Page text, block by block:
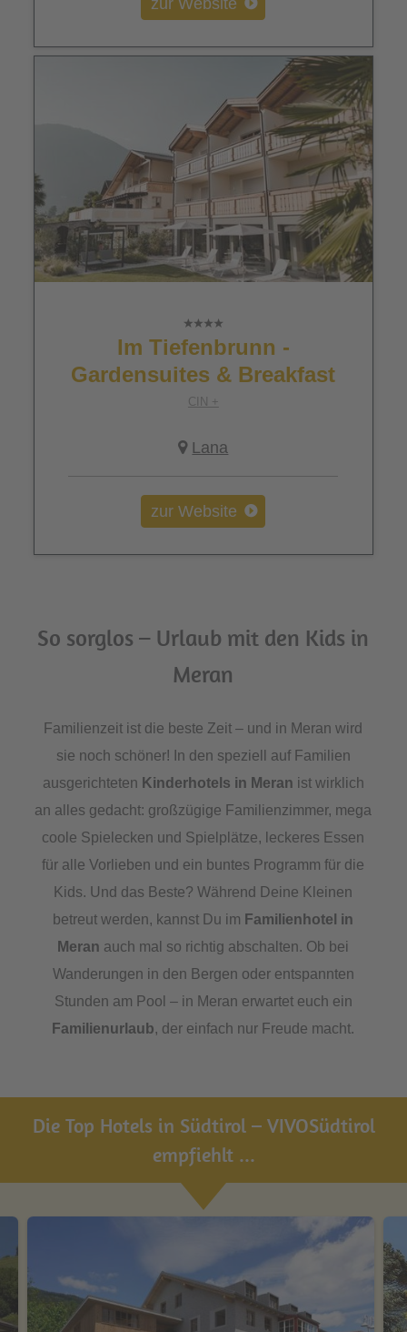
Im Tiefenbrunn -
Gardensuites & Breakfast
CIN +
Lana
zur Website
So sorglos – Urlaub mit den Kids in
Meran
Familienzeit ist die beste Zeit – und in Meran wird
sie noch schöner! In den speziell auf Familien
ausgerichteten Kinderhotels in Meran ist wirklich
an alles gedacht: großzügige Familienzimmer, mega
coole Spielecken und Spielplätze, leckeres Essen
für alle Vorlieben und ein buntes Programm für die
Kids. Und das Beste? Während Deine Kleinen
betreut werden, kannst Du im Familienhotel in
Meran auch mal so richtig abschalten. Ob bei
Wanderungen in den Bergen oder entspannten
Stunden am Pool – in Meran erwartet euch ein
Familienurlaub, der einfach nur Freude macht.
Die Top Hotels in Südtirol – VIVOSüdtirol
empfiehlt ...